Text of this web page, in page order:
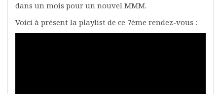
dans un mois pour un nouvel MMM.
Voici à présent la playlist de ce 7ème rendez-vous :